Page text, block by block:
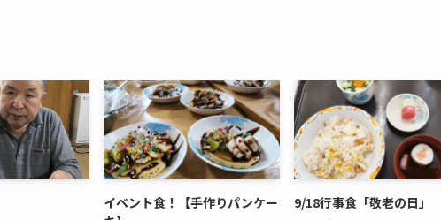
イベント食！【手作りパンケー
9/18行事食「敬老の日」